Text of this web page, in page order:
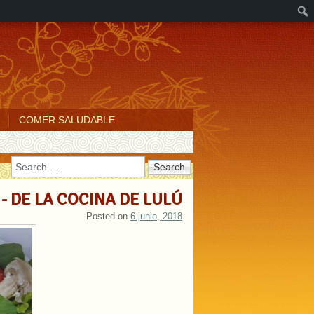
COMER SALUDABLE
Search
DE LA COCINA DE LULÚ
Posted on 6 junio, 2018